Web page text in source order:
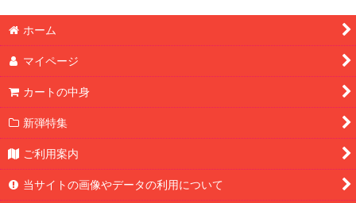
ホーム
マイページ
カートの中身
新弾特集
ご利用案内
当サイトの画像やデータの利用について